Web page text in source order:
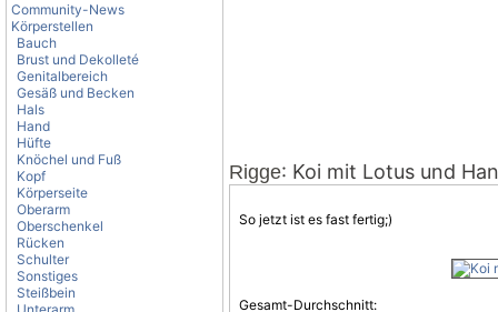
Community-News
Körperstellen
Bauch
Brust und Dekolleté
Genitalbereich
Gesäß und Becken
Hals
Hand
Hüfte
Knöchel und Fuß
Kopf
Körperseite
Oberarm
Oberschenkel
Rücken
Schulter
Sonstiges
Steißbein
Rigge: Koi mit Lotus und
So jetzt ist es fast fertig;)
Gesamt-Durchschnitt: